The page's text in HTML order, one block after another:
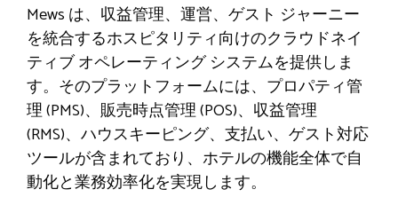
Mews は、収益管理、運営、ゲスト ジャーニー
を統合するホスピタリティ向けのクラウドネイ
ティブ オペレーティング システムを提供しま
す。そのプラットフォームには、プロパティ管
理 (PMS)、販売時点管理 (POS)、収益管理
(RMS)、ハウスキーピング、支払い、ゲスト対応
ツールが含まれており、ホテルの機能全体で自
動化と業務効率化を実現します。